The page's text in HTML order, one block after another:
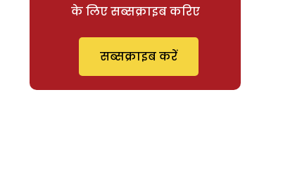
के लिए सब्सक्राइब करिए
सब्सक्राइब करें